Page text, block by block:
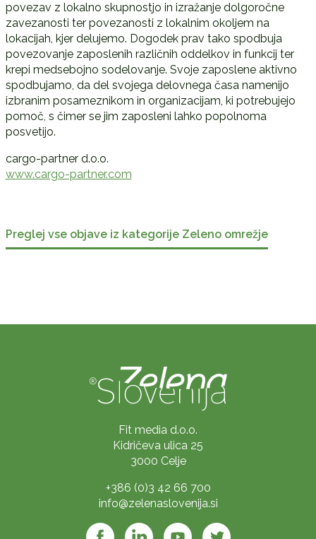
povezav z lokalno skupnostjo in izražanje dolgoročne
zavezanosti ter povezanosti z lokalnim okoljem na
lokacijah, kjer delujemo. Dogodek prav tako spodbuja
povezovanje zaposlenih različnih oddelkov in funkcij ter
krepi medsebojno sodelovanje. Svoje zaposlene aktivno
spodbujamo, da del svojega delovnega časa namenijo
izbranim posameznikom in organizacijam, ki potrebujejo
pomoč, s čimer se jim zaposleni lahko popolnoma
posvetijo.
cargo-partner d.o.o.
www.cargo-partner.com
Preglej vse objave iz kategorije Zeleno omrežje
Fit media d.o.o.
Kidričeva ulica 25
3000 Celje
+386 (0)3 42 66 700
info@zelenaslovenija.si